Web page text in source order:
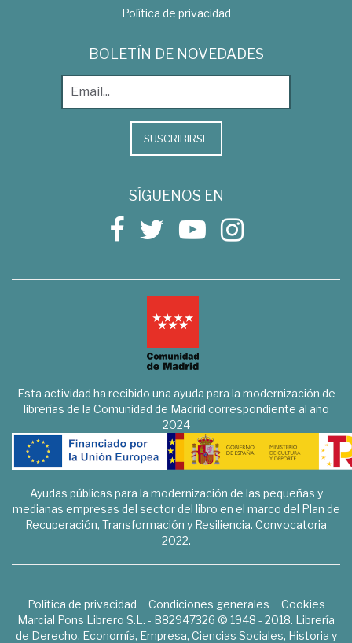
Política de privacidad
BOLETÍN DE NOVEDADES
SUSCRIBIRSE
SÍGUENOS EN
Esta actividad ha recibido una ayuda para la modernización de
librerías de la Comunidad de Madrid correspondiente al año
2024
Ayudas públicas para la modernización de las pequeñas y
medianas empresas del sector del libro en el marco del Plan de
Recuperación, Transformación y Resiliencia. Convocatoria
2022.
Política de privacidad Condiciones generales
Cookies
Marcial Pons Librero S.L. - B82947326 © 1948 - 2018. Librería
de Derecho, Economía, Empresa, Ciencias Sociales, Historia y